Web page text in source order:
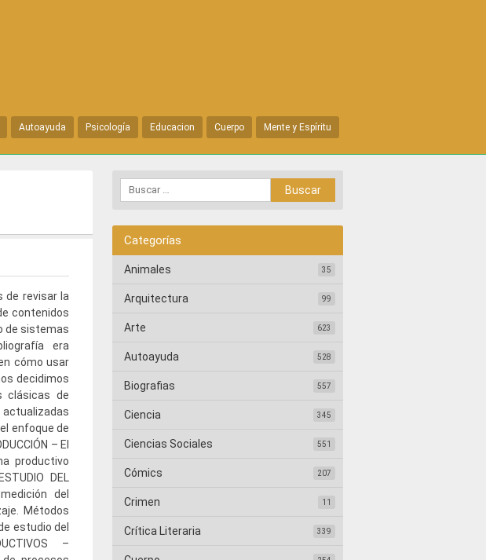
Autoayuda Psicología Educacion Cuerpo Mente y Espíritu
de revisar la
contenidos
de sistemas
era
cómo usar
decidimos
clásicas de
actualizadas
enfoque de
– El
productivo
DEL
del
Métodos
estudio del
–
Categorías
Animales 35
Arquitectura 99
Arte 623
Autoayuda 528
Biografias 557
Ciencia 345
Ciencias Sociales 551
Cómics 207
Crimen 11
Crítica Literaria 339